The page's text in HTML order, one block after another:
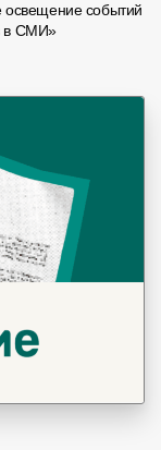
освещение событий
в СМИ»